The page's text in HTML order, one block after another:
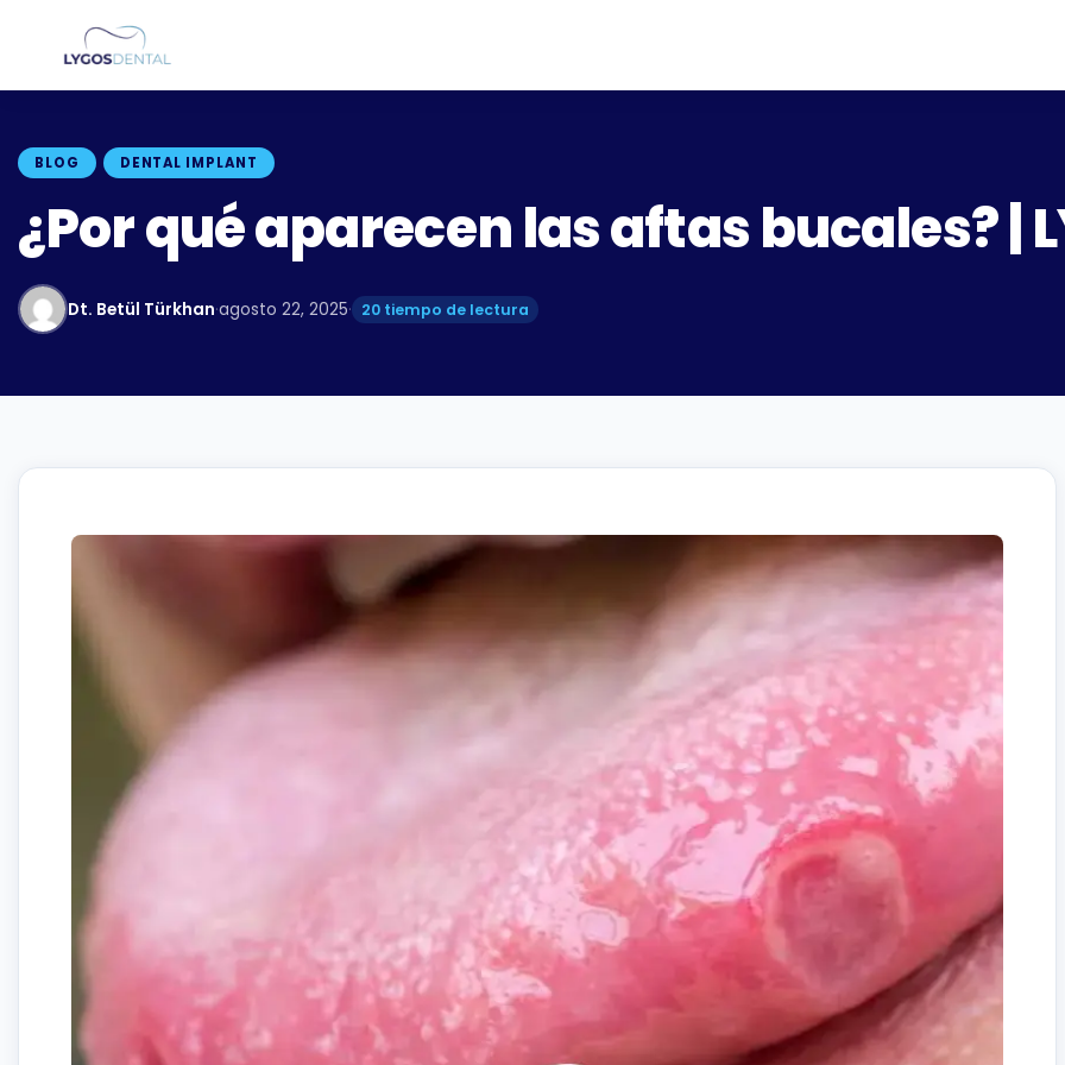
BLOG DENTAL IMPLANT
¿Por qué aparecen las aftas bucales? |
Dt. Betül Türkhan·agosto 22, 2025· 20 tiempo de lectura